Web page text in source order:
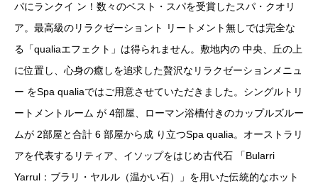
パにランクイ ン！数々のベスト・スパを受賞したスパ・クオリ
ア。最高級のリラクゼーショント リートメント無しでは完全な
る「qualiaエフェクト」は得られません。敷地内の 中央、丘の上
に位置し、心身の癒しを追求した贅沢なリラクゼーションメニュ
ー をSpa qualiaではご用意させていただきました。シングルトリ
ートメントルーム が 4部屋、ローマン浴槽付きのカップルズルー
ムが 2部屋と合計 6 部屋から成 り立つSpa qualia。オーストラリ
アを代表するリティア、イソップをはじめ古代石 「Bularri
Yarrul：ブラリ・ヤルル（温かい石）」を用いた伝統的なホット